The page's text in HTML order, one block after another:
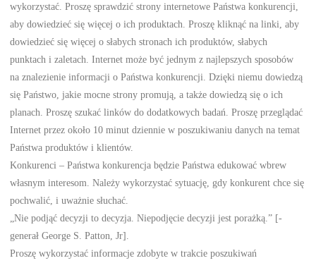
wykorzystać. Proszę sprawdzić strony internetowe Państwa konkurencji,
aby dowiedzieć się więcej o ich produktach. Proszę kliknąć na linki, aby
dowiedzieć się więcej o słabych stronach ich produktów, słabych
punktach i zaletach. Internet może być jednym z najlepszych sposobów
na znalezienie informacji o Państwa konkurencji. Dzięki niemu dowiedzą
się Państwo, jakie mocne strony promują, a także dowiedzą się o ich
planach. Proszę szukać linków do dodatkowych badań. Proszę przeglądać
Internet przez około 10 minut dziennie w poszukiwaniu danych na temat
Państwa produktów i klientów.
Konkurenci – Państwa konkurencja będzie Państwa edukować wbrew
własnym interesom. Należy wykorzystać sytuację, gdy konkurent chce się
pochwalić, i uważnie słuchać.
„Nie podjąć decyzji to decyzja. Niepodjęcie decyzji jest porażką.” [-
generał George S. Patton, Jr].
Proszę wykorzystać informacje zdobyte w trakcie poszukiwań